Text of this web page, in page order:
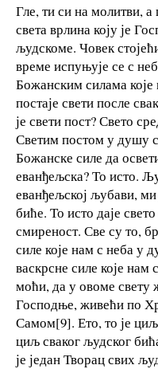
Гле, ти си на молитви,
света врлина коју је
људскоме. Човек
време испуњује се с
Божанским силама
постаје свети после
је свети пост? Свето
Светим постом у душу
Божанске силе да
еванђељска? То исто.
еванђељској љубави,
биће. То исто даје
смиреност. Све су то,
силе које нам с неба у
васкрсне силе које
моћи, да у овоме свету
Господње, живећи по
Самом[9]. Ето, то је
циљ сваког људског
је један Творац свих